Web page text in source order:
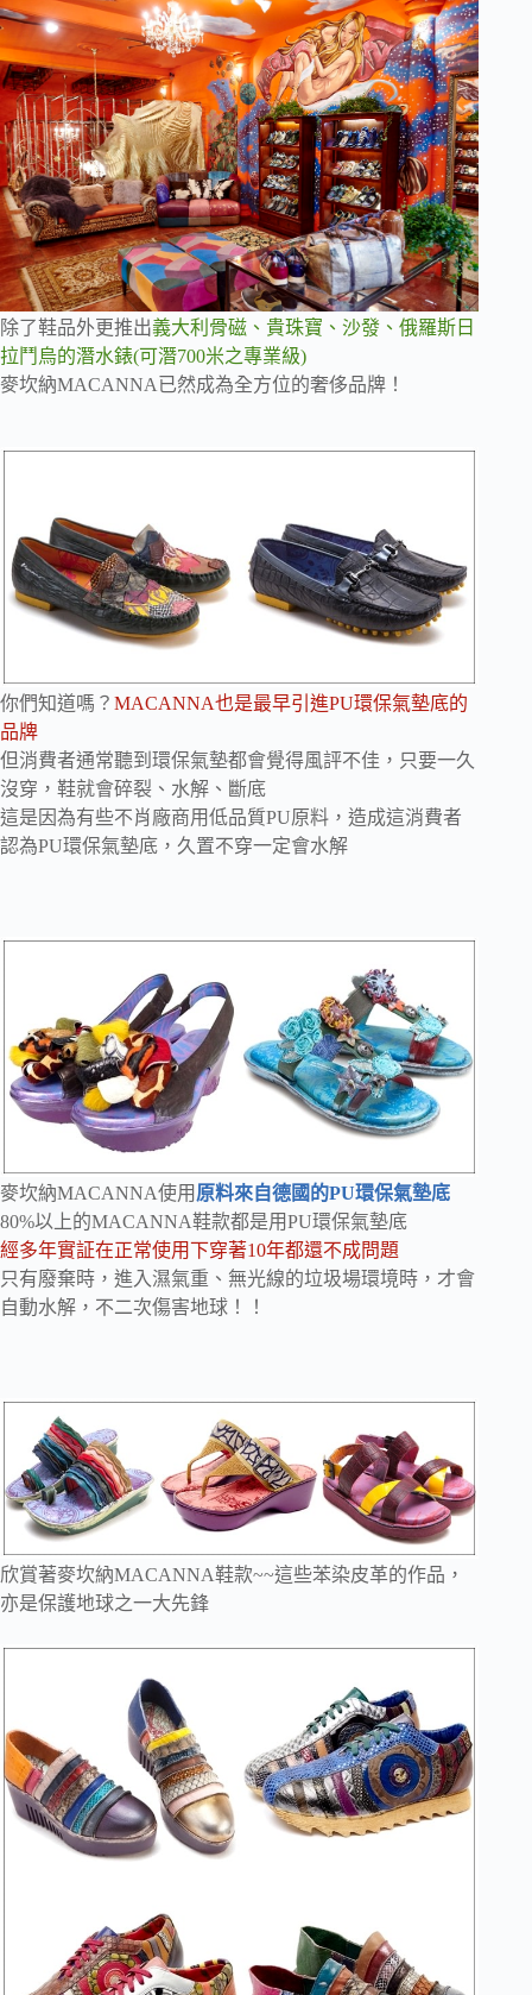
除了鞋品外更推出義大利骨磁、貴珠寶、沙發、俄羅斯日
拉鬥烏的潛水錶(可潛700米之專業級)
麥坎納MACANNA已然成為全方位的奢侈品牌！
你們知道嗎？ MACANNA也是最早引進PU環保氣墊底的
品牌
但消費者通常聽到環保氣墊都會覺得風評不佳，只要一久
沒穿，鞋就會碎裂、水解、斷底
這是因為有些不肖廠商用低品質PU原料，造成這消費者
認為PU環保氣墊底，久置不穿一定會水解
麥坎納MACANNA使用 原料來自德國的PU環保氣墊底
80%以上的MACANNA鞋款都是用PU環保氣墊底
經多年實証在正常使用下穿著10年都還不成問題
只有廢棄時，進入濕氣重、無光線的垃圾場環境時，才會
自動水解，不二次傷害地球！！
欣賞著麥坎納MACANNA鞋款~~這些苯染皮革的作品，
亦是保護地球之一大先鋒